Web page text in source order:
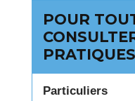
POUR
Particuliers